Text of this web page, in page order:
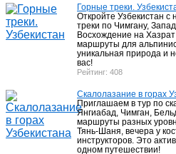
Гостиницы Бухары 19
Гостиницы Хивы
Почему мы ? 4
Горные треки.
Откройте Узбекистан
треки по Чимгану,
Восхождение на
маршруты для
уникальная природа и
вас!
Рейтинг: 408
Скалолазание в горах
Приглашаем в тур по
Янгиабад, Чимган,
маршруты разных
Тянь-Шаня, вечера у
инструкторов. Это
одном путешествии!